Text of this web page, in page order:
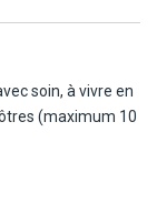
soin, à vivre en
(maximum 10